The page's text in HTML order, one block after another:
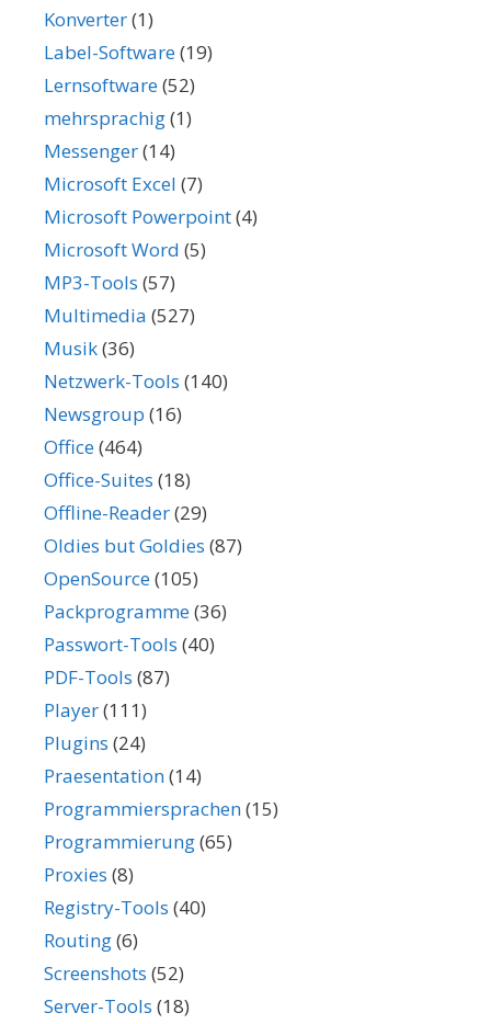
Konverter(1)
Label-Software(19)
Lernsoftware(52)
mehrsprachig(1)
Messenger(14)
Microsoft Excel (7)
Microsoft Powerpoint(4)
Microsoft Word (5)
MP3-Tools (57)
Multimedia (527)
Musik(36)
Netzwerk-Tools (140)
Newsgroup (16)
Office(464)
Office-Suites (18)
Offline-Reader(29)
Oldies but Goldies (87)
OpenSource(105)
Packprogramme(36)
Passwort-Tools (40)
PDF-Tools (87)
Player(111)
Plugins (24)
Praesentation(14)
Programmiersprachen(15)
Programmierung(65)
Proxies (8)
Registry-Tools (40)
Routing(6)
Screenshots (52)
Server-Tools (18)